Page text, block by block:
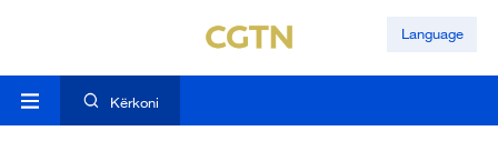
Language
Kërkoni